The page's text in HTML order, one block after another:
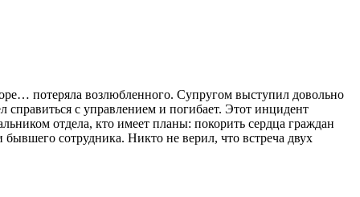
потеряла возлюбленного. Супругом выступил довольно
с управлением и погибает. Этот инцидент
отдела, кто имеет планы: покорить сердца граждан
сотрудника. Никто не верил, что встреча двух